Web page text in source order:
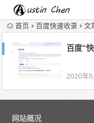
首页 百度快速收录 文
百度“
2020年5
网站概况